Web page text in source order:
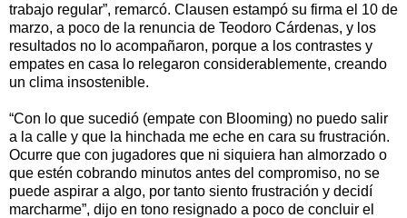
trabajo regular”, remarcó. Clausen estampó su firma el 10 de
marzo, a poco de la renuncia de Teodoro Cárdenas, y los
resultados no lo acompañaron, porque a los contrastes y
empates en casa lo relegaron considerablemente, creando
un clima insostenible.
“Con lo que sucedió (empate con Blooming) no puedo salir
a la calle y que la hinchada me eche en cara su frustración.
Ocurre que con jugadores que ni siquiera han almorzado o
que estén cobrando minutos antes del compromiso, no se
puede aspirar a algo, por tanto siento frustración y decidí
marcharme”, dijo en tono resignado a poco de concluir el